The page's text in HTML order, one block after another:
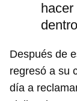
Después de
regresó a su
día a